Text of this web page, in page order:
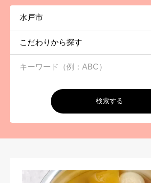
こだわりから探す
検索する